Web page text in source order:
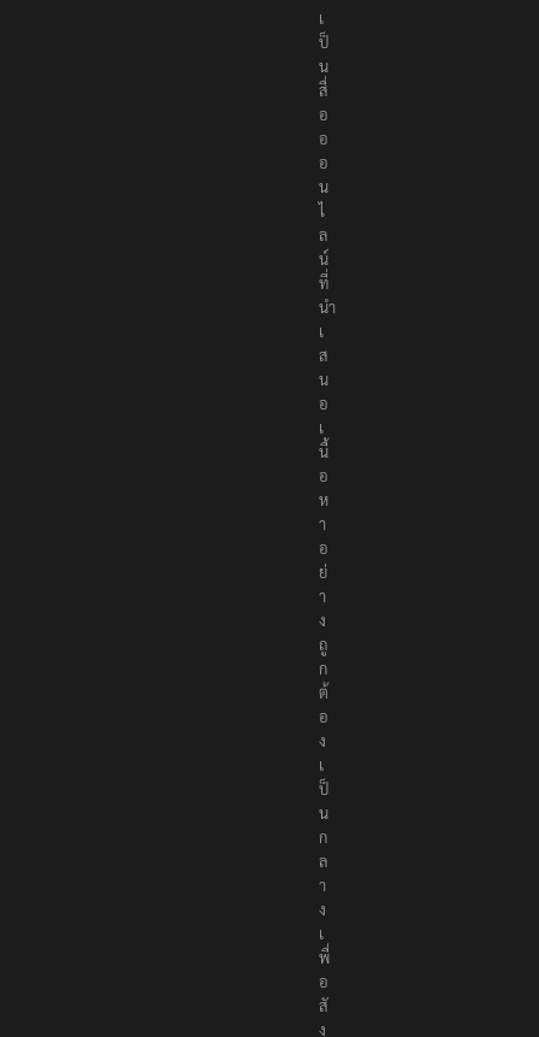
เ
ป็
น
สื่
อ
อ
อ
น
ไ
ล
น์
ที่
นำ
เ
ส
น
อ
เ
นื้
อ
ห
า
อ
ย่
า
ง
ถู
ก
ต้
อ
ง
เ
ป็
น
ก
ล
า
ง
เ
พื่
อ
สั
ง